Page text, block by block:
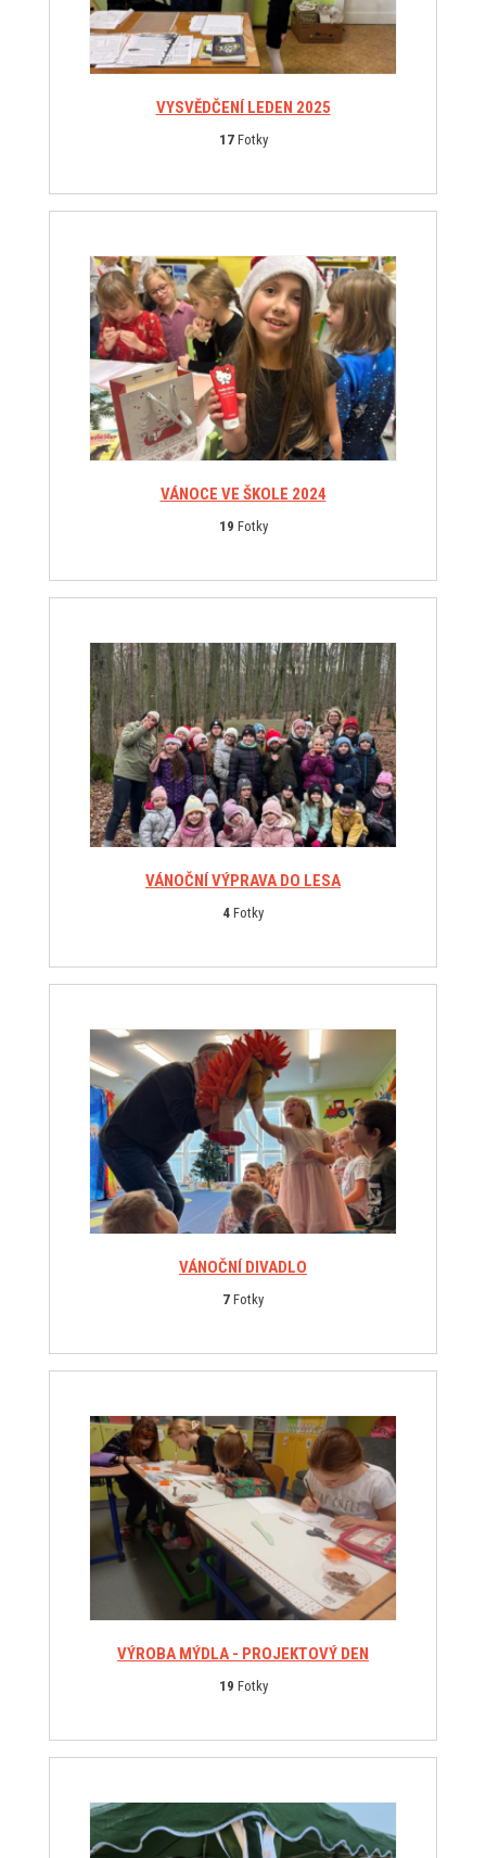
VYSVĚDČENÍ LEDEN 2025
17Fotky
VÁNOCE VE ŠKOLE 2024
19 Fotky
VÁNOČNÍ VÝPRAVA DO LESA
4 Fotky
VÁNOČNÍ DIVADLO
7 Fotky
VÝROBA MÝDLA - PROJEKTOVÝ DEN
19 Fotky